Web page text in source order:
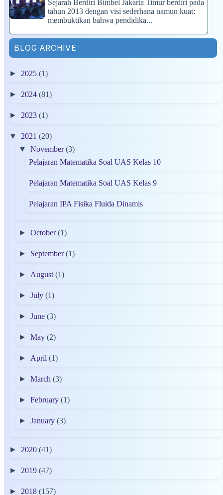
Sejarah Berdiri Bimbel Jakarta Timur berdiri pada
tahun 2013 dengan visi sederhana namun kuat:
membuktikan bahwa pendidika...
BLOG ARCHIVE
► 2025 (1)
► 2024 (81)
► 2023 (1)
▼ 2021 (20)
▼November(3)
Pelajaran Matematika Soal UAS Kelas 10
Pelajaran Matematika Soal UAS Kelas 9
Pelajaran IPA Fisika Fluida Dinamis
►October(1)
► September(1)
► August(1)
►July(1)
►June(3)
►May(2)
► April(1)
►March(3)
►February(1)
►January(3)
► 2020 (41)
► 2019 (47)
► 2018 (157)